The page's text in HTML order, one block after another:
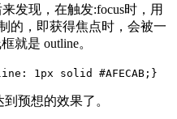
发现，在触发:focus时，用
的，即获得焦点时，会被一
就是 outline。
1px solid #AFECAB;}
预想的效果了。